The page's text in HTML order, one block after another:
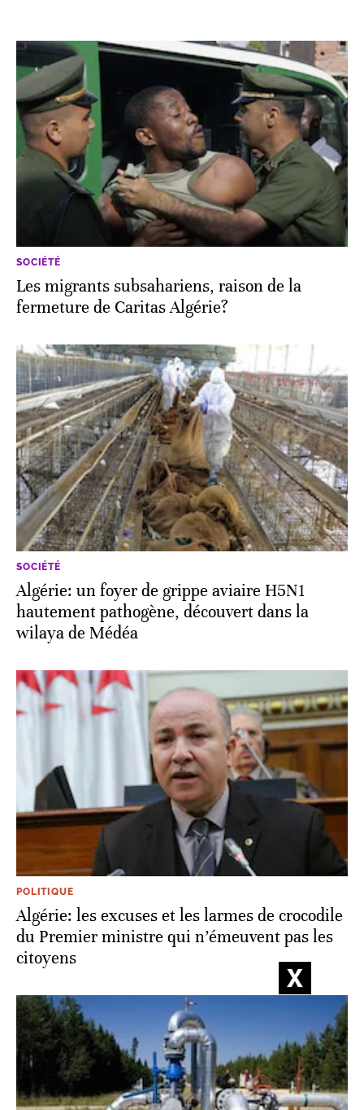
SOCIÉTÉ
Les migrants subsahariens, raison de la
fermeture de Caritas Algérie?
SOCIÉTÉ
Algérie: un foyer de grippe aviaire H5N1
hautement pathogène, découvert dans la
wilaya de Médéa
POLITIQUE
Algérie: les excuses et les larmes de crocodile
du Premier ministre qui n’émeuvent pas les
citoyens